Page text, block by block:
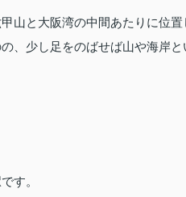
山と大阪湾の中間あたりに位置
、少し足をのばせば山や海岸
す。